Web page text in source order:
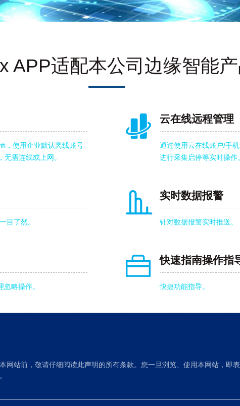
APP适配本公司边缘智能
，使用企业默认离线账号
需连线或上网。
云在线远程管理
通过使用云在线账户/手
进行采集启停等实时操作。
目了然。
实时数据报警
针对数据报警实时推送。
略操作。
快速指南操作指
快捷功能指导。
网站前，敬请仔细阅读此声明的所有条款。您一旦浏览、使用本网站，即